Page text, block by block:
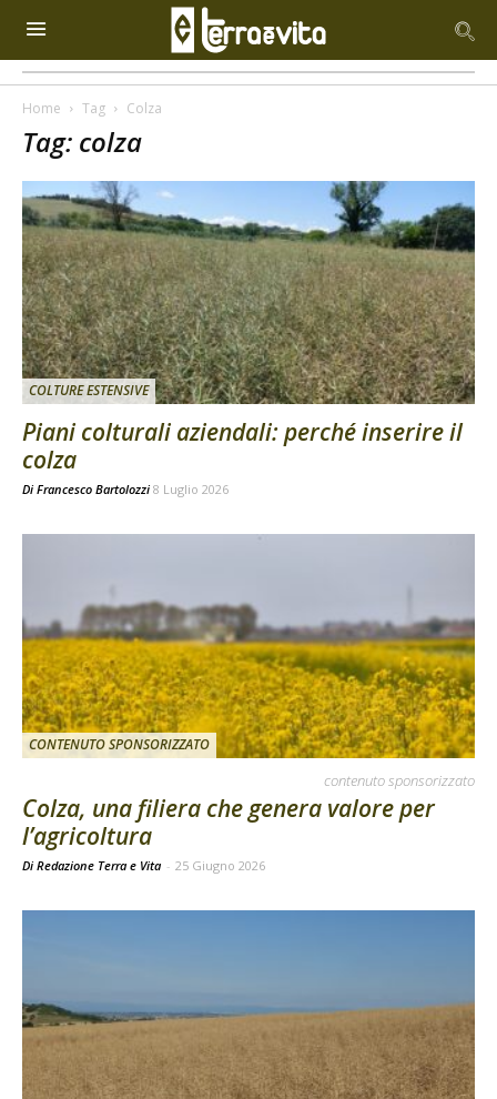
Home Tag Colza
Tag: colza
COLTURE ESTENSIVE
Piani colturali aziendali: perché inserire il
colza
Di Francesco Bartolozzi 8 Luglio 2026
CONTENUTO SPONSORIZZATO
contenuto sponsorizzato
Colza, una filiera che genera valore per
l’agricoltura
Di Redazione Terra e Vita - 25 Giugno 2026